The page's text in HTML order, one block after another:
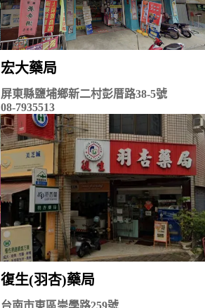
宏大藥局
屏東縣鹽埔鄉新二村彭厝路38-5號
08-7935513
復生(羽杏)藥局
台南市東區崇學路259號